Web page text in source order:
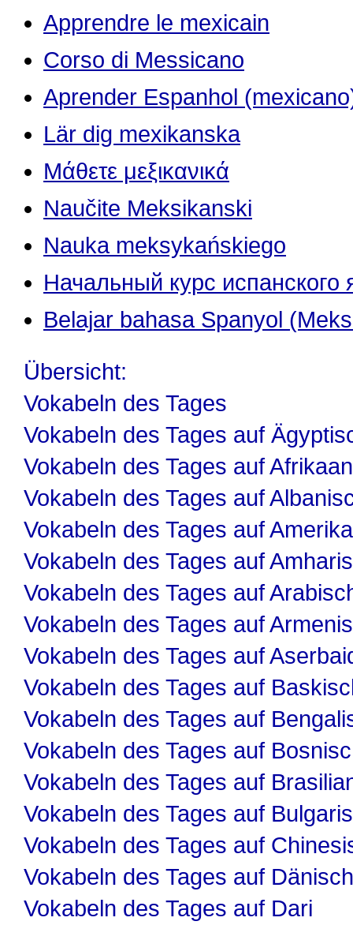
Apprendre le mexicain
Corso di Messicano
Aprender Espanhol
Lär dig mexikanska
Μάθετε μεξικανικά
Naučite Meksikanski
Nauka meksykańskiego
Начальный курс испанского
Belajar bahasa Spanyol
Übersicht:
Vokabeln des Tages
Vokabeln des Tages auf
Vokabeln des Tages auf
Vokabeln des Tages auf
Vokabeln des Tages auf
Vokabeln des Tages auf
Vokabeln des Tages auf
Vokabeln des Tages auf
Vokabeln des Tages auf
Vokabeln des Tages auf
Vokabeln des Tages auf
Vokabeln des Tages auf
Vokabeln des Tages auf
Vokabeln des Tages auf
Vokabeln des Tages auf
Vokabeln des Tages auf Dänisch
Vokabeln des Tages auf Dari